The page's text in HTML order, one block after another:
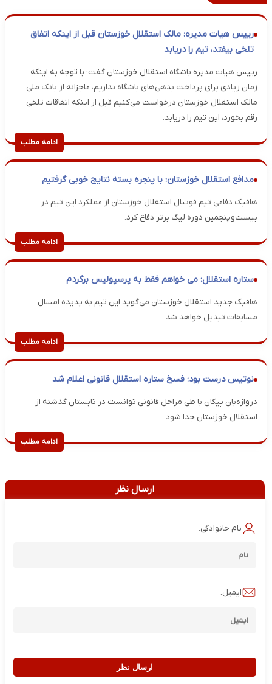
رییس هیات مدیره: مالک استقلال خوزستان قبل از اینکه اتفاق
تلخی بیفتد، تیم را دریابد
رییس هیات مدیره باشگاه استقلال خوزستان گفت: با توجه به اینکه
زمان زیادی برای پرداخت بدهی‌های باشگاه نداریم، عاجزانه از بانک ملی
مالک استقلال خوزستان درخواست می‌کنیم قبل از اینکه اتفاقات تلخی
رقم بخورد، این تیم را دریابد.
ادامه مطلب
مدافع استقلال خوزستان: با پنجره بسته نتایج خوبی گرفتیم
هافبک دفاعی تیم فوتبال استقلال خوزستان از عملکرد این تیم در
بیست‌وپنجمین دوره لیگ برتر دفاع کرد.
ادامه مطلب
ستاره استقلال: می خواهم فقط به پرسپولیس برگردم
هافبک جدید استقلال خوزستان می‌گوید این تیم به پدیده امسال
مسابقات تبدیل خواهد شد.
ادامه مطلب
نوتیس درست بود؛ فسخ ستاره استقلال قانونی اعلام شد
دروازه‌بان پیکان با طی مراحل قانونی توانست در تابستان گذشته از
استقلال خوزستان جدا شود.
ادامه مطلب
ارسال نظر
نام خانوادگی:
ایمیل:
ارسال نظر